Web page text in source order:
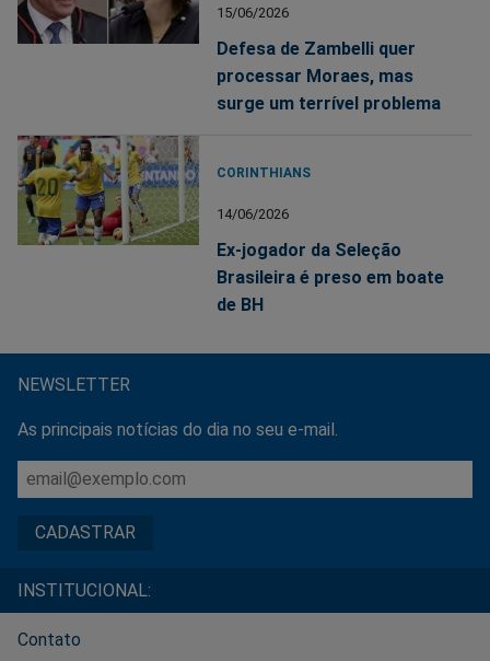
15/06/2026
Defesa de Zambelli quer
processar Moraes, mas
surge um terrível problema
CORINTHIANS
14/06/2026
Ex-jogador da Seleção
Brasileira é preso em boate
de BH
NEWSLETTER
As principais notícias do dia no seu e-mail.
INSTITUCIONAL:
Contato